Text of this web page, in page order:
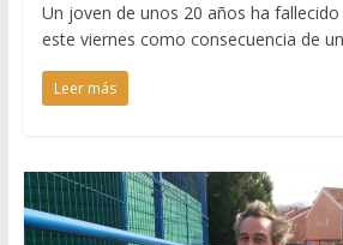
Un joven de unos 20 años ha
este viernes como consecuencia de
Leer más